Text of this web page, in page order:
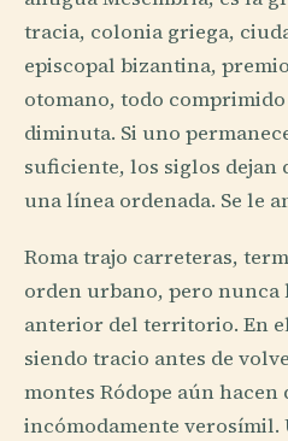
tracia, colonia griega,
episcopal bizantina,
otomano, todo
diminuta. Si uno
suficiente, los siglos dejan
una línea ordenada. Se le
Roma trajo carreteras,
orden urbano, pero nunca
anterior del territorio. En
siendo tracio antes de
montes Ródope aún
incómodamente verosímil.